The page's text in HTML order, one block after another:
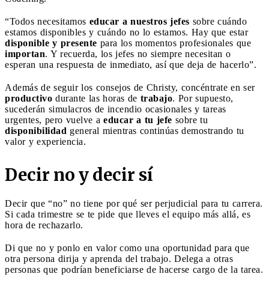
“Todos necesitamos educar a nuestros jefes sobre cuándo
estamos disponibles y cuándo no lo estamos. Hay que estar
disponible y presente para los momentos profesionales que
importan. Y recuerda, los jefes no siempre necesitan o
esperan una respuesta de inmediato, así que deja de hacerlo”.
Además de seguir los consejos de Christy, concéntrate en ser
productivo durante las horas de trabajo. Por supuesto,
sucederán simulacros de incendio ocasionales y tareas
urgentes, pero vuelve a educar a tu jefe sobre tu
disponibilidad general mientras continúas demostrando tu
valor y experiencia.
Decir no y decir sí
Decir que “no” no tiene por qué ser perjudicial para tu carrera.
Si cada trimestre se te pide que lleves el equipo más allá, es
hora de rechazarlo.
Di que no y ponlo en valor como una oportunidad para que
otra persona dirija y aprenda del trabajo. Delega a otras
personas que podrían beneficiarse de hacerse cargo de la tarea.